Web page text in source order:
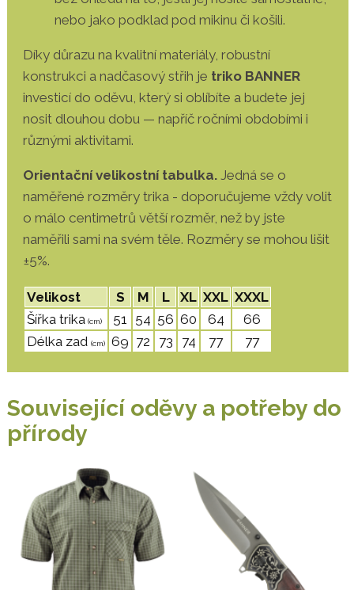
nebo jako podklad pod mikinu či košili.
Díky důrazu na kvalitní materiály, robustní
konstrukci a nadčasový střih je triko BANNER
investicí do oděvu, který si oblíbíte a budete jej
nosit dlouhou dobu — napříč ročními obdobími i
různými aktivitami.
Orientační velikostní tabulka. Jedná se o
naměřené rozměry trika - doporučujeme vždy volit
o málo centimetrů větší rozměr, než by jste
naměřili sami na svém těle. Rozměry se mohou lišit
±5%.
Velikost S M L XL XXL XXXL
Šířka trika (cm) 51 54 56 60 64
66
Délka zad (cm) 69 72 73 74 77 77
Související oděvy a potřeby do
přírody